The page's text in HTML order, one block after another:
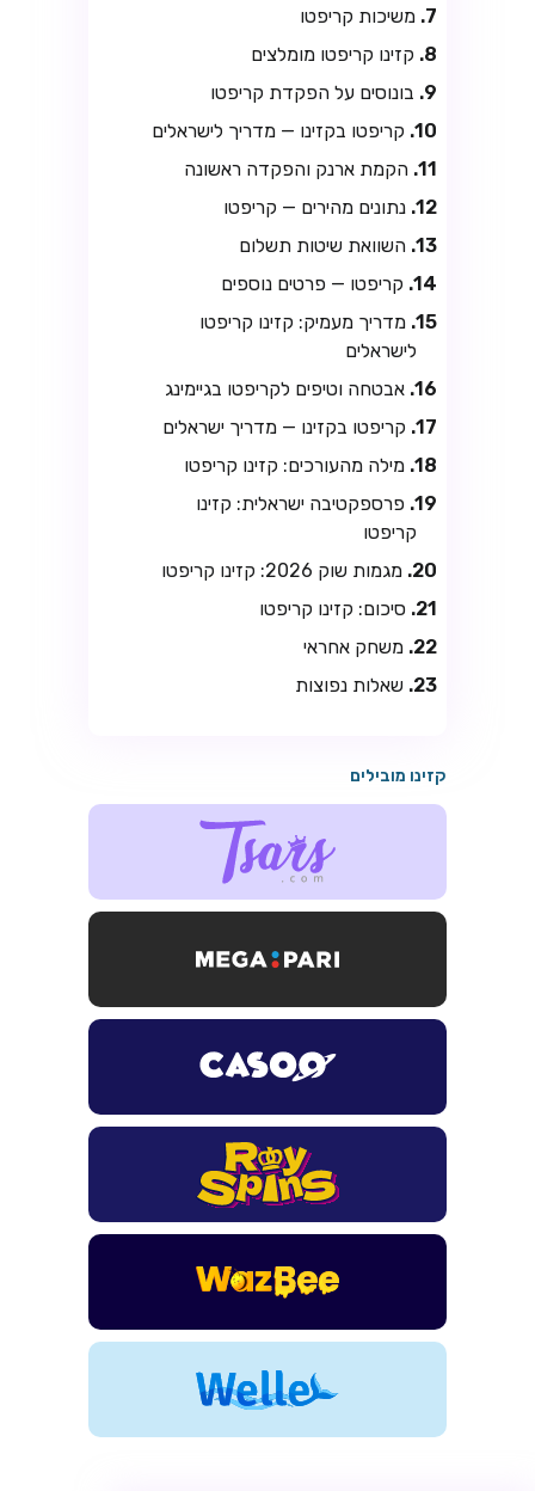
TSARS
חבילת קבלת פנים: בונוס 100% עד 300€ + 100 ספיני בונוס על
ההפקדה הראשונה
CASOO
בונוס מתגלגל עד 2,000 ₪ + 200 ספינים חינם לשחקנים
משיכות קריפטו
קזינו קריפטו מומלצים
בונוסים על הפקדת קריפטו
קריפטו בקזינו — מדריך לישראלים
הקמת ארנק והפקדה ראשונה
נתונים מהירים — קריפטו
השוואת שיטות תשלום
קריפטו — פרטים נוספים
מדריך מעמיק: קזינו קריפטו
לישראלים
אבטחה וטיפים לקריפטו בגיימינג
קריפטו בקזינו — מדריך ישראלים
מילה מהעורכים: קזינו קריפטו
פרספקטיבה ישראלית: קזינו
קריפטו
מגמות שוק 2026: קזינו קריפטו
סיכום: קזינו קריפטו
משחק אחראי
שאלות נפוצות
קזינו מובילים